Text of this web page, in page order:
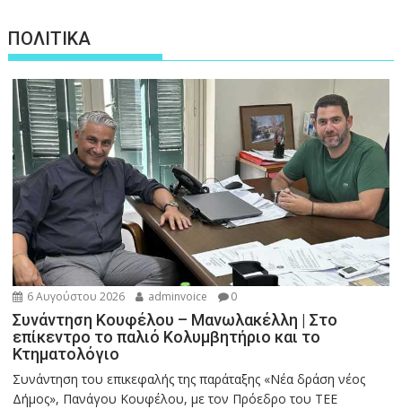
ΠΟΛΙΤΙΚΑ
6 Αυγούστου 2026 adminvoice 0
Συνάντηση Κουφέλου – Μανωλακέλλη | Στο
επίκεντρο το παλιό Κολυμβητήριο και το
Κτηματολόγιο
Συνάντηση του επικεφαλής της παράταξης «Νέα δράση νέος
Δήμος», Πανάγου Κουφέλου, με τον Πρόεδρο του ΤΕΕ